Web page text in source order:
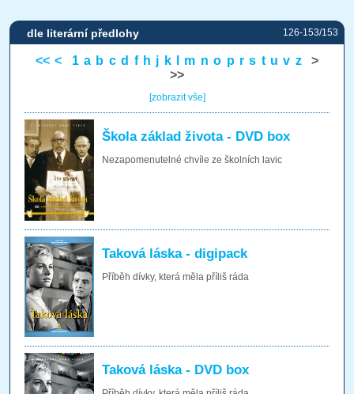
dle literární předlohy 126-153/153
<< < 1 a b c d f h j k m n o p r s t u v z
>
>>
[zobrazit vše]
Škola základ života - DVD box
Nezapomenutelné chvíle ze školních lavic
Taková láska - digipack
Příběh dívky, která měla příliš ráda
Taková láska - DVD box